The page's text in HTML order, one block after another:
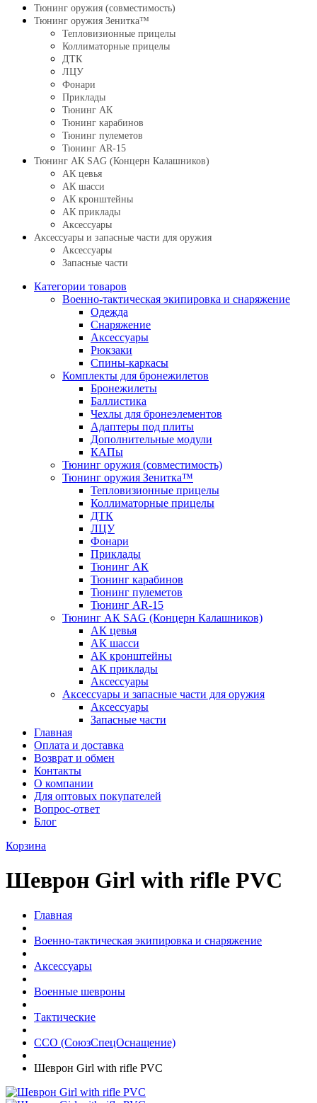
Тюнинг оружия (совместимость)
Тюнинг оружия Зенитка™
Тепловизионные прицелы
Коллиматорные прицелы
ДТК
ЛЦУ
Фонари
Приклады
Тюнинг АК
Тюнинг карабинов
Тюнинг пулеметов
Тюнинг AR-15
Тюнинг АК SAG (Концерн Калашников)
АК цевья
АК шасси
АК кронштейны
АК приклады
Аксессуары
Аксессуары и запасные части для оружия
Аксессуары
Запасные части
Категории товаров
Военно-тактическая экипировка и снаряжение
Одежда
Снаряжение
Аксессуары
Рюкзаки
Спины-каркасы
Комплекты для бронежилетов
Бронежилеты
Баллистика
Чехлы для бронеэлементов
Адаптеры под плиты
Дополнительные модули
КАПы
Тюнинг оружия (совместимость)
Тюнинг оружия Зенитка™
Тепловизионные прицелы
Коллиматорные прицелы
ДТК
ЛЦУ
Фонари
Приклады
Тюнинг АК
Тюнинг карабинов
Тюнинг пулеметов
Тюнинг AR-15
Тюнинг АК SAG (Концерн Калашников)
АК цевья
АК шасси
АК кронштейны
АК приклады
Аксессуары
Аксессуары и запасные части для оружия
Аксессуары
Запасные части
Главная
Оплата и доставка
Возврат и обмен
Контакты
О компании
Для оптовых покупателей
Вопрос-ответ
Блог
Корзина
Шеврон Girl with rifle PVC
Главная
Военно-тактическая экипировка и снаряжение
Аксессуары
Военные шевроны
Тактические
ССО (СоюзСпецОснащение)
Шеврон Girl with rifle PVC